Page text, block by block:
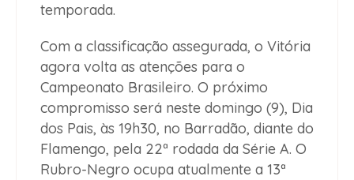
temporada.
Com a classificação assegurada, o Vitória
agora volta as atenções para o
Campeonato Brasileiro. O próximo
compromisso será neste domingo (9), Dia
dos Pais, às 19h30, no Barradão, diante do
Flamengo, pela 22ª rodada da Série A. O
Rubro-Negro ocupa atualmente a 13ª